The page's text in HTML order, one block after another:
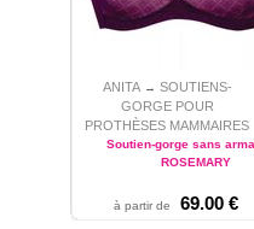
ANITA → SOUTIENS-
GORGE POUR
PROTHÈSES MAMMAIRES
Soutien-gorge sans
ROSEMARY
Ref. :4785X
à partir de 69.00 €